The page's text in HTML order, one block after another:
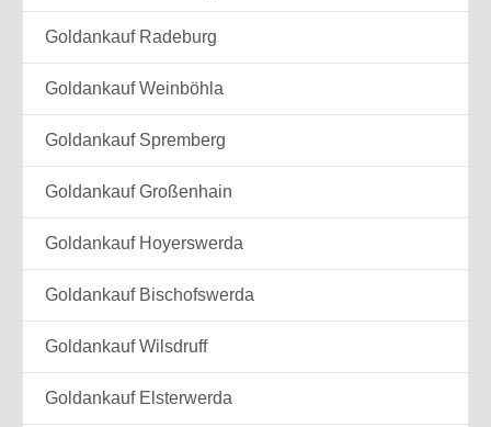
Goldankauf Radeburg
Goldankauf Weinböhla
Goldankauf Spremberg
Goldankauf Großenhain
Goldankauf Hoyerswerda
Goldankauf Bischofswerda
Goldankauf Wilsdruff
Goldankauf Elsterwerda